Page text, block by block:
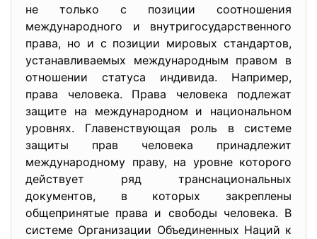
не только с позиции соотношения
международного и внутригосударственного
права, но и с позиции мировых стандартов,
устанавливаемых международным правом в
отношении статуса индивида. Например,
права человека. Права человека подлежат
защите на международном и национальном
уровнях. Главенствующая роль в системе
защиты прав человека принадлежит
международному праву, на уровне которого
действует ряд транснациональных
документов, в которых закреплены
общепринятые права и свободы человека. В
системе Организации Объединенных Наций к